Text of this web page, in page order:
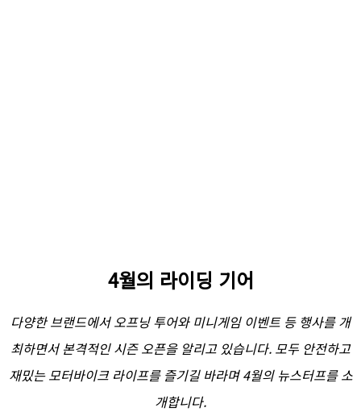
4월의 라이딩 기어
다양한 브랜드에서 오프닝 투어와 미니게임 이벤트 등 행사를 개
최하면서 본격적인 시즌 오픈을 알리고 있습니다. 모두 안전하고
재밌는 모터바이크 라이프를 즐기길 바라며 4월의 뉴스터프를 소
개합니다.